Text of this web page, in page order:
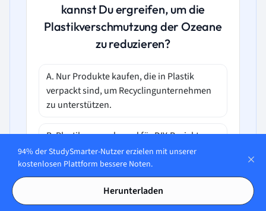
kannst Du ergreifen, um die
Plastikverschmutzung der Ozeane
zu reduzieren?
A. Nur Produkte kaufen, die in Plastik
verpackt sind, um Recyclingunternehmen
zu unterstützen.
B. Plastik sammeln und für DIY-Projekte
nutzen, um die Produktion von neuem
Plastik zu fördern.
C. Einwegplastik vermeiden, Plastik richtig
94% der StudySmarter-Nutzer erzielen mit unserer
kostenlosen Plattform bessere Noten.
Herunterladen